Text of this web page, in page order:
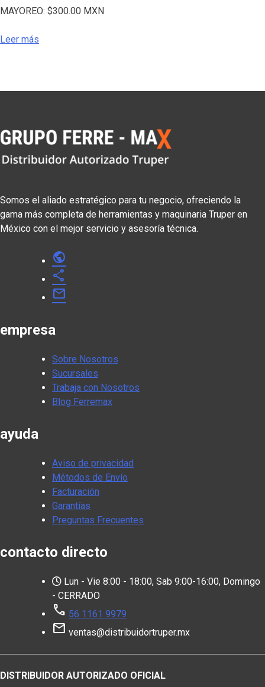
MAYOREO: $300.00 MXN
Leer más
Somos el aliado estratégico para tu negocio, ofreciendo la
gama más completa de herramientas y maquinaria Truper en
México con el mejor servicio y asesoría técnica.
public
share
mail
empresa
Sobre Nosotros
Sucursales
Trabaja con Nosotros
Blog Ferremax
ayuda
Aviso de privacidad
Métodos de Envío
Facturación
Garantías
Preguntas Frecuentes
contacto directo
Lun - Vie 8:00 - 18:00, Sab 9:00-16:00, Domingo
- CERRADO
call 56 1161 9979
mail ventas@distribuidortruper.mx
DISTRIBUIDOR AUTORIZADO OFICIAL